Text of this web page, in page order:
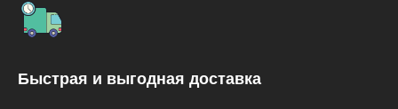
Быстрая и выгодная доставка